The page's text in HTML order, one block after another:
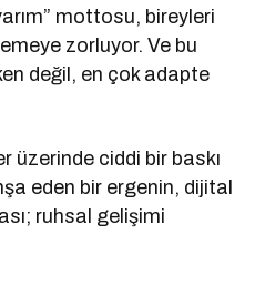
mottosu, bireyleri
zorluyor. Ve bu
değil, en çok adapte
üzerinde ciddi bir baskı
eden bir ergenin, dijital
ruhsal gelişimi